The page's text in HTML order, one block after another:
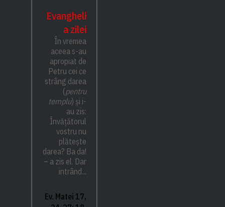
Evangheli
a zilei
În vremea
aceea s-au
apropiat de
Petru cei ce
strâng darea
(pentru
templu) și i-
au zis:
Învățătorul
vostru nu
plătește
darea? Ba da!
– a zis el. Dar
intrând...
Ev. Matei 17,